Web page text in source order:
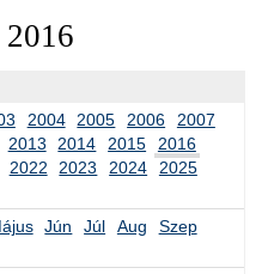
2004 2005 2006
2007
2013 2014 2015
2016
2022 2023 2024
2025
Jún Júl Aug
Szep